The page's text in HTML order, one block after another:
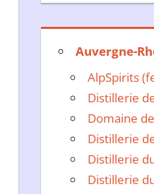
Auvergne-
AlpSpirits
Distillerie
Domaine
Distillerie
Distillerie
Distillerie